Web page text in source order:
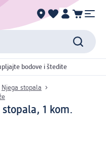
bodove i štedite
Njega stopala
1 kom.